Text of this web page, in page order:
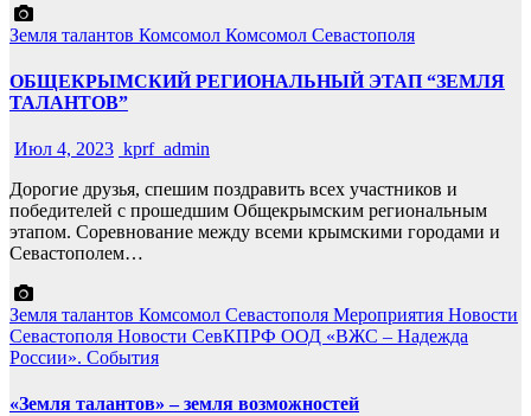
Земля талантов Комсомол Комсомол Севастополя
ОБЩЕКРЫМСКИЙ РЕГИОНАЛЬНЫЙ ЭТАП “ЗЕМЛЯ
ТАЛАНТОВ”
Июл 4, 2023 kprf_admin
Дорогие друзья, спешим поздравить всех участников и
победителей с прошедшим Общекрымским региональным
этапом. Соревнование между всеми крымскими городами и
Севастополем…
Земля талантов Комсомол Севастополя Мероприятия Новости
Севастополя Новости СевКПРФ ООД «ВЖС – Надежда
России». События
«Земля талантов» – земля возможностей